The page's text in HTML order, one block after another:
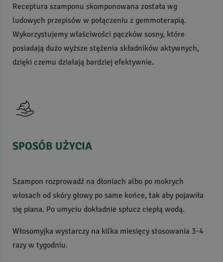
Receptura szamponu skomponowana została wg
ludowych przepisów w połączeniu z gemmoterapią.
Wykorzystujemy właściwości pączków sosny, które
posiadają dużo wyższe stężenia składników aktywnych,
dzięki czemu działają bardziej efektywnie.
SPOSÓB UŻYCIA
Szampon rozprowadź na dłoniach albo po mokrych
włosach od skóry głowy po same końce, tak aby pojawiła
się piana. Po umyciu dokładnie spłucz ciepłą wodą.
Włosomyjka wystarczy na kilka miesięcy stosowania 3-4
razy w tygodniu.